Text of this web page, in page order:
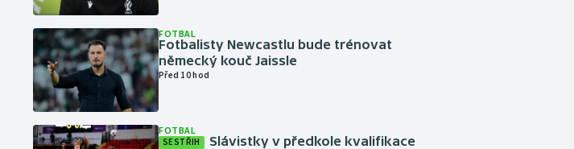
FOTBAL
Fotbalisty Newcastlu bude trénovat
německý kouč Jaissle
Před 10 hod
FOTBAL
SESTŘIH
Slávistky v předkole kvalifikace